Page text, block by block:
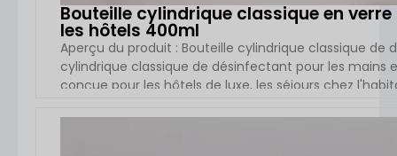
Bouteille cylindrique classique en
les hôtels 400ml
Aperçu du produit : Bouteille cylindrique classique
cylindrique classique de désinfectant pour les mains
conçue pour les hôtels de luxe, les séjours chez
design rayé unique et la forme cylindrique [...]